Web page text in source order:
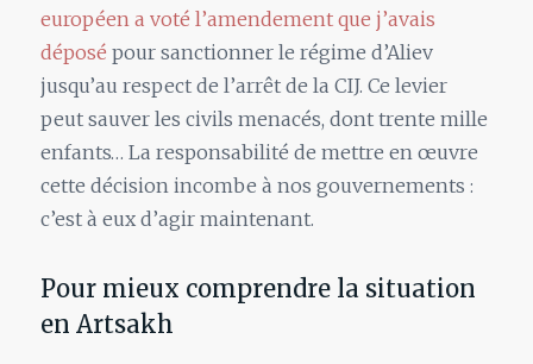
européen a voté l’amendement que j’avais
déposé pour sanctionner le régime d’Aliev
jusqu’au respect de l’arrêt de la CIJ. Ce levier
peut sauver les civils menacés, dont trente mille
enfants… La responsabilité de mettre en œuvre
cette décision incombe à nos gouvernements :
c’est à eux d’agir maintenant.
Pour mieux comprendre la situation
en Artsakh